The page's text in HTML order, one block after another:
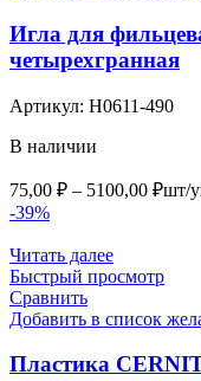
Игла для
четырехгранная
Артикул: Н0611-490
В наличии
75,00 ₽ – 5100,00 ₽
цен:
шт/
-39%
Читать далее
Быстрый просмотр
Сравнить
Добавить в список
Пластика